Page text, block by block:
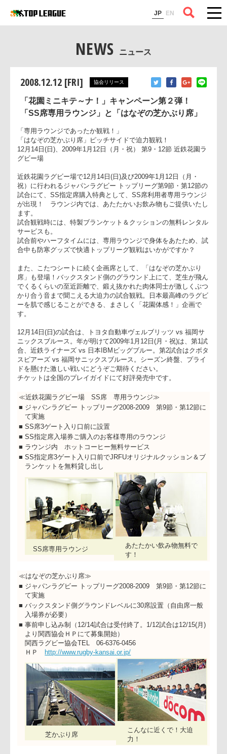
JP EN
コラム
NEWS ニュース
2008.12.12 [FRI] 協会リリース
「花園ミニキテ～ナ！」キャンペーン第２弾！
「SS席専用ラウンジ」と「はなぞの芝かぶり席」
「専用ラウンジであったか観戦！」
「はなぞの芝かぶり席」ピッチサイドで迫力観戦！
グビー場
近鉄花園ラグビー場で12月14日(日)及び2009年1月12日（月・
祝）に行われるジャパンラグビー トップリーグ第9節・第12節
試合にて、SS指定席購入特典として、SS席利用者専用ラウン
が出現！ ラウンジ内では、あたたかいお飲み物もご提供いた
ます。
試合観戦時には、特製ブランケット＆クッションの無料レンタ
試合前やハーフタイムには、専用ラウンジで身体をあたため、
合中も防寒グッズで快適トップリーグ観戦はいかがですか？
また、こたつシートに続く企画席として、「はなぞの芝かぶり
席」も登場！バックスタンド側のグラウンド上にて、芝生が飛
でくるくらいの至近距離で、鍛え抜かれた肉体同士が激しくぶ
かり合う音まで聞こえる大迫力の試合観戦。日本最高峰のラグ
ーを肌で感じることができる、まさしく「花園体感！」企画で
す。
12月14日(日)の試合は、トヨタ自動車ヴェルブリッツ vs 福岡サ
ニックスブルース。年が明けて2009年1月12日(月・祝)は、第1
スピアーズ vs 福岡サニックスブルース。シーズン終盤、プラ
ドを懸けた激しい戦いにどうぞご期待ください。
チケットは全国のプレイガイドにて好評発売中です。
≪近鉄花園ラグビー場 SS席 専用ラウンジ≫
ジャパンラグビー トップリーグ2008-2009 第9節・第12節
て実施
SS席3ゲート入り口前に設置
SS指定席入場券ご購入のお客様専用のラウンジ
ラウンジ内 ホットコーヒー無料サービス
SS指定席3ゲート入り口前でJRFUオリジナルクッション＆
ランケットを無料貸し出し
SS席専用ラウンジ
あたたかい飲み物無料で
≪はなぞの芝かぶり席≫
ジャパンラグビー トップリーグ2008-2009 第9節・第12節
て実施
バックスタンド側グラウンドレベルに30席設置（自由席一般
入場券が必要）
事前申し込み制（12/14試合は受付終了。1/12試合は12/15(
より関西協会ＨＰにて募集開始）
関西ラグビー協会TEL 06-6376-0456
ＨＰhttp://www.rugby-kansai.or.jp/